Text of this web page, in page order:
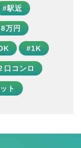
#駅近
万円
#1K
口コンロ
ト